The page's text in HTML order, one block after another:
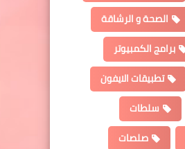
الصحة و الرشاقة
برامج الكمبيوتر
تطبيقات الايفون
سلطات
صلصات